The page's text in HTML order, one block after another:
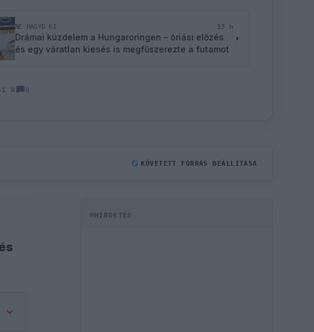
NE HAGYD KI 13 n
Drámai küzdelem a Hungaroringen – óriási előzés
és egy váratlan kiesés is megfűszerezte a futamot
N 0
G KÖVETETT FORRÁS BEÁLLÍTÁSA
HIRDETÉS